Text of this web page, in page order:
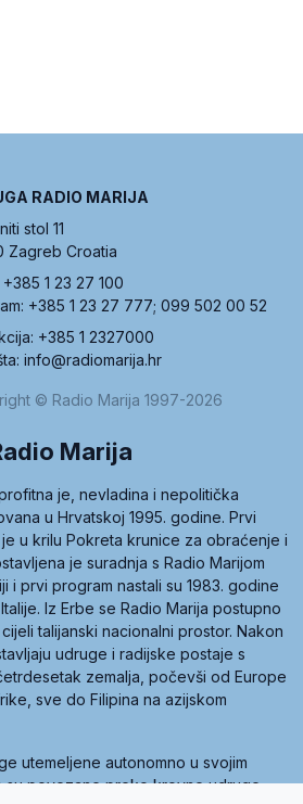
RADIO MARIJA
stol 11
Zagreb Croatia
1 23 27 100
+385 1 23 27 777; 099 502 00 52
+385 1 2327000
info@radiomarija.hr
© Radio Marija 1997-2026
Marija
je, nevladina i nepolitička
u Hrvatskoj 1995. godine. Prvi
u krilu Pokreta krunice za obraćenje i
je suradnja s Radio Marijom
i prvi program nastali su 1983. godine
Iz Erbe se Radio Marija postupno
talijanski nacionalni prostor. Nakon
udruge i radijske postaje s
zemalja, počevši od Europe
sve do Filipina na azijskom
utemeljene autonomno u svojim
su povezane preko krovne udruge